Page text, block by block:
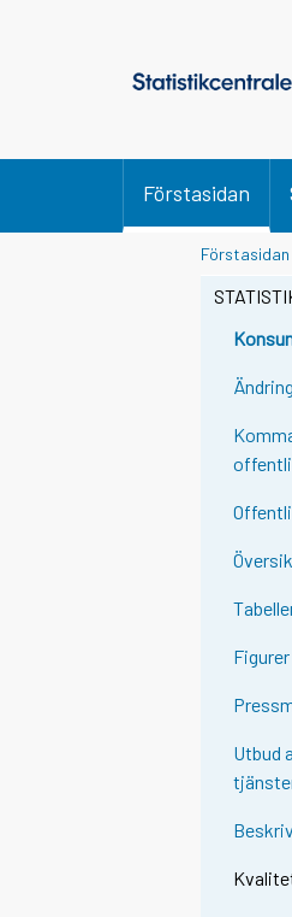
Förstasidan
Förstasidan
Figurer
Utbud